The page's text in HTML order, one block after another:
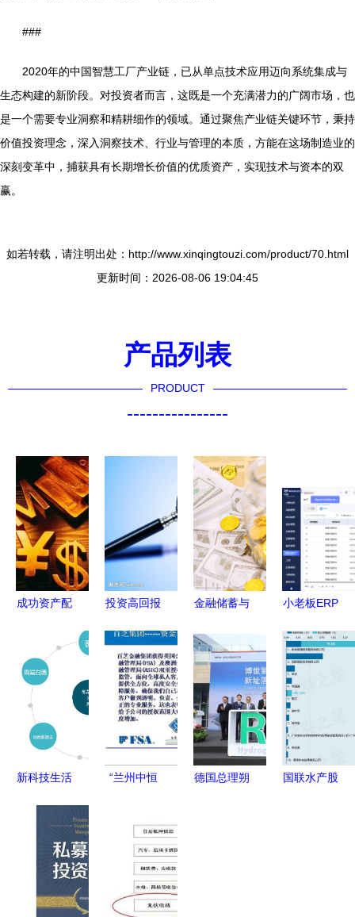
###
2020年的中国智慧工厂产业链，已从单点技术应用迈向系统集成与
生态构建的新阶段。对投资者而言，这既是一个充满潜力的广阔市场，也
是一个需要专业洞察和精耕细作的领域。通过聚焦产业链关键环节，秉持
价值投资理念，深入洞察技术、行业与管理的本质，方能在这场制造业的
深刻变革中，捕获具有长期增长价值的优质资产，实现技术与资本的双
赢。
如若转载，请注明出处：http://www.xinqingtouzi.com/product/70.html
更新时间：2026-08-06 19:04:45
产品列表
PRODUCT
----------------
成功资产配
则 从客户
需求到动态
路径
投资高回报
金融储蓄与
构建财富增
长的平衡之
道
小老板ERP
能操作指南
——从入门
到精通
新科技生活
资航标的把
“兰州中恒
理咨询图
册”投资管
理为核心的
专业服务机
德国总理朔
国联水产股